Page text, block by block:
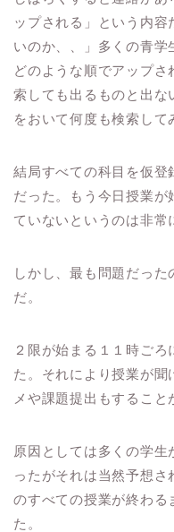
ップされる」という内
いのか、、」多くの青学
どのような順でアップ
索しても出るものと出な
をおいて何度も検索して
結局すべての科目を仮登
だった。もう今日授業が
ていないというのは非常
しかし、最も問題だっ
だ。
２限が始まる１１時ご
た。それにより授業が聞
メや課題提出もすること
原因としては多くの学
ったがそれは当然予想さ
のすべての授業が終わる
た。